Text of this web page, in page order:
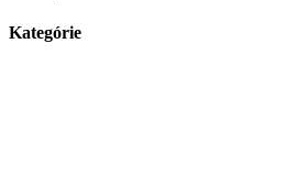
Kategórie